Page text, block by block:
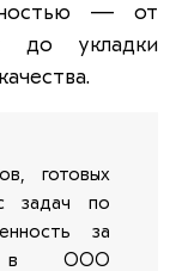
— от
до укладки
готовых
задач по
за
в ООО